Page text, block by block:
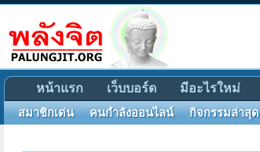
หน้าแรก เว็บบอร์ด มีอะไรใหม่
สมาชิกเด่น คนกำลังออนไลน์ กิจกรรมล่าสุด